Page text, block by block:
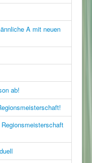
A mit neuen
ab!